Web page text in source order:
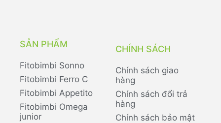
SẢN PHẨM
Fitobimbi Sonno
Fitobimbi Ferro C
Fitobimbi Appetito
Fitobimbi Omega
junior
CHÍNH SÁCH
Chính sách giao
hàng
Chính sách đổi trả
hàng
Chính sách bảo mật